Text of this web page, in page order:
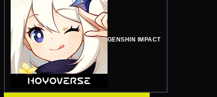
GENSHIN IMPACT